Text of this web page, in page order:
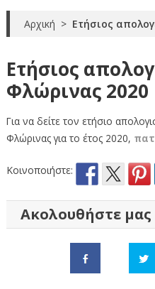
Αρχική > Ετήσιος
Ετήσιος
Φλώρινας 2020
Για να δείτε τον ετήσιο
Φλώρινας για το έτος 2020,
Κοινοποιήστε:
Ακολουθήστε μας